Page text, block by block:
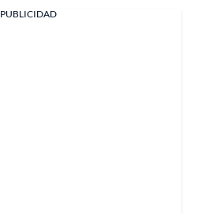
PUBLICIDAD